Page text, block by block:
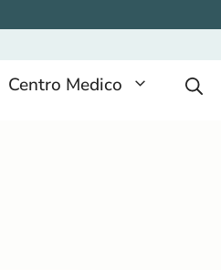
Centro Medico